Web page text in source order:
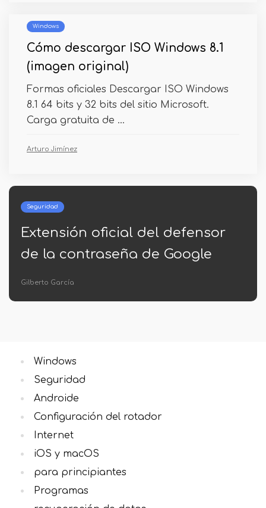
Windows
Cómo descargar ISO Windows 8.1
(imagen original)
Formas oficiales Descargar ISO Windows
8.1 64 bits y 32 bits del sitio Microsoft.
Carga gratuita de ...
Arturo Jimínez
Error 0x80070005
acceso (decisión)
Windows
Seguridad
Androide
Configuración del rotador
Internet
iOS y macOS
para principiantes
Programas